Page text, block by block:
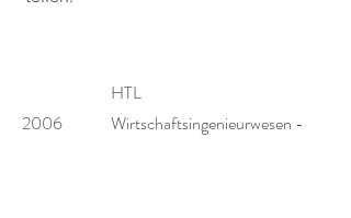
2006
HTL
Wirtschaftsingenieurwesen -